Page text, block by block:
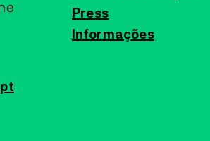
Press
Informações